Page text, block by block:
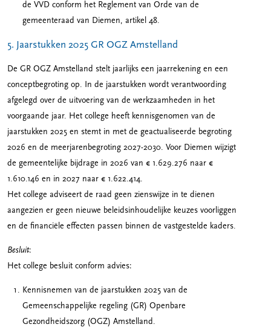
de VVD conform het Reglement van Orde van de
gemeenteraad van Diemen, artikel 48.
5. Jaarstukken 2025 GR OGZ Amstelland
De GR OGZ Amstelland stelt jaarlijks een jaarrekening en een
conceptbegroting op. In de jaarstukken wordt verantwoording
afgelegd over de uitvoering van de werkzaamheden in het
voorgaande jaar. Het college heeft kennisgenomen van de
jaarstukken 2025 en stemt in met de geactualiseerde begroting
2026 en de meerjarenbegroting 2027-2030. Voor Diemen wijzigt
de gemeentelijke bijdrage in 2026 van € 1.629.276 naar €
1.610.146 en in 2027 naar € 1.622.414.
Het college adviseert de raad geen zienswijze in te dienen
aangezien er geen nieuwe beleidsinhoudelijke keuzes voorliggen
en de financiële effecten passen binnen de vastgestelde kaders.
Besluit:
Het college besluit conform advies:
Kennisnemen van de jaarstukken 2025 van de
Gemeenschappelijke regeling (GR) Openbare
Gezondheidszorg (OGZ) Amstelland.